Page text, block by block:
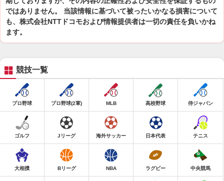
ではありません。 当該情報に基づいて被ったいかなる損害について
も、株式会社NTTドコモおよび情報提供者は一切の責任を負いかね
ます。
競技一覧
プロ野球 プロ野球(2軍) MLB 高校野球 侍ジャパン
ゴルフ Jリーグ 海外サッカー 日本代表 テニス
大相撲 Bリーグ NBA ラグビー 中央競馬